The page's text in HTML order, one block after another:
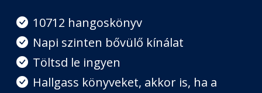
II. rész - Szüleink: mások titkai
5. Szellemekké váló titkok
Fejezet hossza: 00:14:34
10712 hangoskönyv
Napi szinten bővülő kínálat
Töltsd le ingyen
Hallgass könyveket, akkor is, ha a